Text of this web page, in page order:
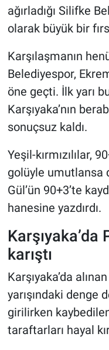
ağırladığı Silifke
olarak büyük bir
Karşılaşmanın
Belediyespor,
öne geçti. İlk yarı
Karşıyaka’nın
sonuçsuz kaldı.
Yeşil-kırmızılılar,
golüyle umutlansa
Gül’ün 90+3’te
hanesine yazdırdı.
Karşıyaka’da
karıştı
Karşıyaka’da
yarışındaki denge
girilirken
taraftarları hayal